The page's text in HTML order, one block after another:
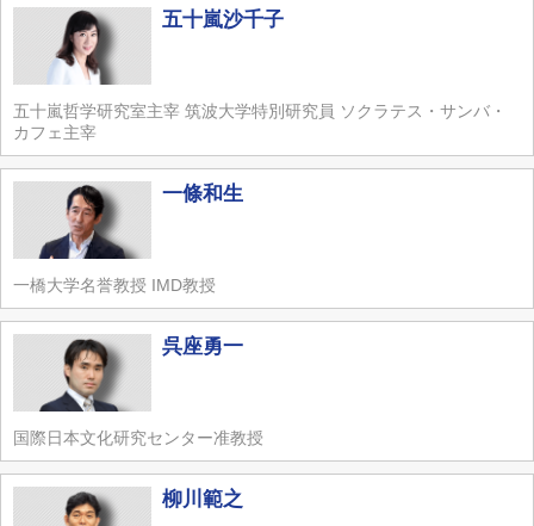
五十嵐沙千子
五十嵐哲学研究室主宰 筑波大学特別研究員 ソクラテス・サンバ・
カフェ主宰
一條和生
一橋大学名誉教授 IMD教授
呉座勇一
国際日本文化研究センター准教授
柳川範之